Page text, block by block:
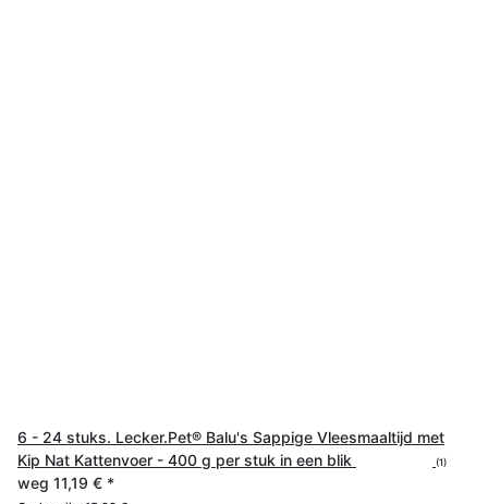
6 - 24 stuks. Lecker.Pet® Balu's Sappige Vleesmaaltijd met
Kip Nat Kattenvoer - 400 g per stuk in een blik
(1)
weg 11,19 € *